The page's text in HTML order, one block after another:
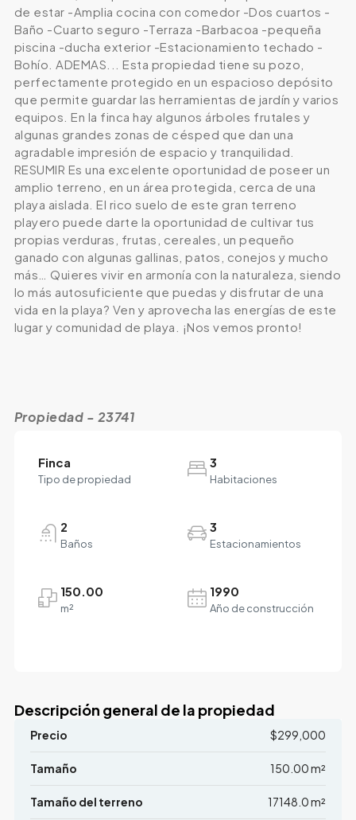
de estar -Amplia cocina con comedor -Dos cuartos -
Baño -Cuarto seguro -Terraza -Barbacoa -pequeña
piscina -ducha exterior -Estacionamiento techado -
Bohío. ADEMAS... Esta propiedad tiene su pozo,
perfectamente protegido en un espacioso depósito
que permite guardar las herramientas de jardín y varios
equipos. En la finca hay algunos árboles frutales y
algunas grandes zonas de césped que dan una
agradable impresión de espacio y tranquilidad.
RESUMIR Es una excelente oportunidad de poseer un
amplio terreno, en un área protegida, cerca de una
playa aislada. El rico suelo de este gran terreno
playero puede darte la oportunidad de cultivar tus
propias verduras, frutas, cereales, un pequeño
ganado con algunas gallinas, patos, conejos y mucho
más… Quieres vivir en armonía con la naturaleza, siendo
lo más autosuficiente que puedas y disfrutar de una
vida en la playa? Ven y aprovecha las energías de este
lugar y comunidad de playa. ¡Nos vemos pronto!
Propiedad - 23741
Finca
Tipo de propiedad
3
Habitaciones
2
Baños
3
Estacionamientos
150.00
m²
1990
Año de construcción
Descripción general de la propiedad
Precio $299,000
Tamaño 150.00 m²
Tamaño del terreno 17148.0 m²